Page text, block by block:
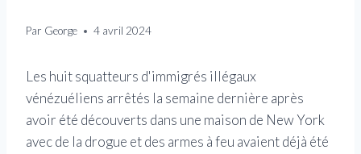
Par George 4 avril 2024
Les huit squatteurs d'immigrés illégaux
vénézuéliens arrêtés la semaine dernière après
avoir été découverts dans une maison de New York
avec de la drogue et des armes à feu avaient déjà été